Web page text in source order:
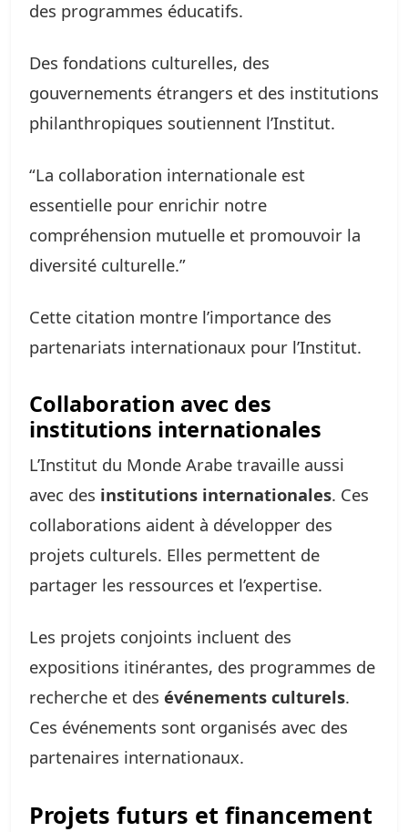
des programmes éducatifs.
Des fondations culturelles, des
gouvernements étrangers et des institutions
philanthropiques soutiennent l’Institut.
“La collaboration internationale est
essentielle pour enrichir notre
compréhension mutuelle et promouvoir la
diversité culturelle.”
Cette citation montre l’importance des
partenariats internationaux pour l’Institut.
Collaboration avec des
institutions internationales
L’Institut du Monde Arabe travaille aussi
avec des institutions internationales. Ces
collaborations aident à développer des
projets culturels. Elles permettent de
partager les ressources et l’expertise.
Les projets conjoints incluent des
expositions itinérantes, des programmes de
recherche et des événements culturels.
Ces événements sont organisés avec des
partenaires internationaux.
Projets futurs et financement